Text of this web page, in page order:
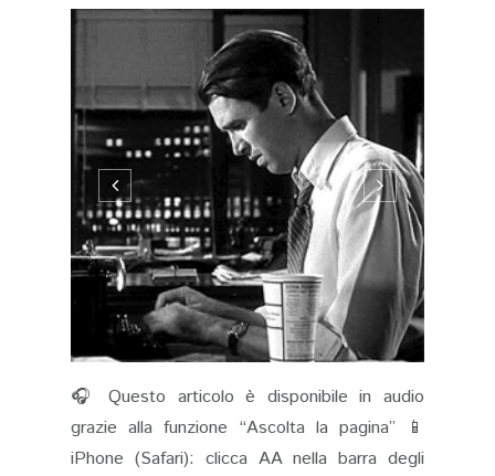
🎧 Questo articolo è disponibile in audio
grazie alla funzione “Ascolta la pagina” 📱
iPhone (Safari): clicca AA nella barra degli